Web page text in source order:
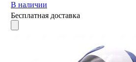
В наличии
Бесплатная доставка